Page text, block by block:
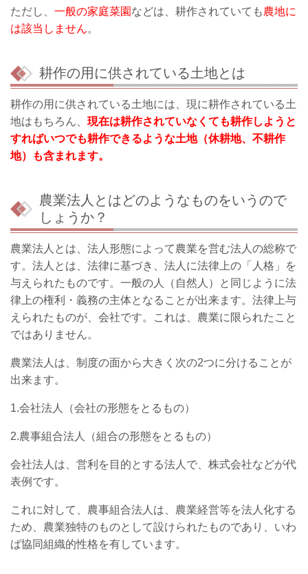
ただし、 一般の家庭菜園 などは、耕作されていても農地に
は該当しません。
耕作の用に供されている土地とは
耕作の用に供されている土地には、現に耕作されている土
地はもちろん、 現在は耕作されていなくても耕作しようと
すればいつでも耕作できるような土地（休耕地、不耕作
地）も含まれます。
農業法人とはどのようなものをいうので
しょうか？
農業法人とは、法人形態によって農業を営む法人の総称で
す。法人とは、法律に基づき、法人に法律上の「人格」を
与えられたものです。一般の人（自然人）と同じように法
律上の権利・義務の主体となることが出来ます。法律上与
えられたものが、会社です。これは、農業に限られたこと
ではありません。
農業法人は、制度の面から大きく次の2つに分けることが
出来ます。
1.会社法人（会社の形態をとるもの）
2.農事組合法人（組合の形態をとるもの）
会社法人は、営利を目的とする法人で、株式会社などが代
表例です。
これに対して、農事組合法人は、農業経営等を法人化する
ため、農業独特のものとして設けられたものであり、いわ
ば協同組織的性格を有しています。